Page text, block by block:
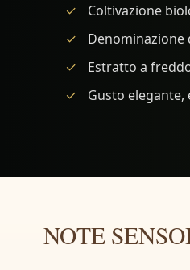
Coltivazione
Denominazione
Estratto a
Gusto
NOTE